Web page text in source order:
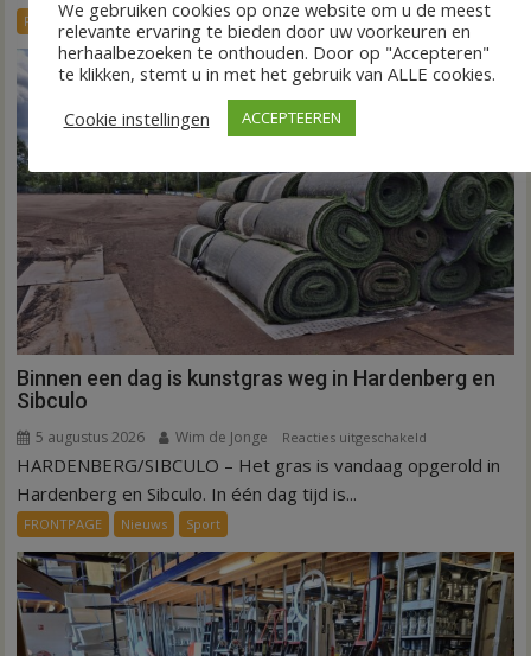
systeem
verbindt
alle
FRONTPAGE Nieuws
Binnen een dag is kunstgras weg in Hardenberg en
Sibculo
5 augustus 2026 Wim de Jonge Reacties uitgeschakeld
Binnen
kunstgras
weg
in
Hardenberg
HARDENBERG/SIBCULO – Het gras is vandaag opgerold in
Hardenberg en Sibculo. In één dag tijd is...
FRONTPAGE Nieuws Sport
We gebruiken cookies op onze website om u de meest
relevante ervaring te bieden door uw voorkeuren en
herhaalbezoeken te onthouden. Door op "Accepteren"
te klikken, stemt u in met het gebruik van ALLE cookies.
Cookie instellingen
ACCEPTEEREN